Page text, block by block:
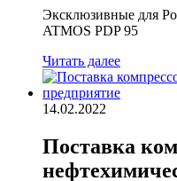
Эксклюзивные для
ATMOS PDP 95
Читать далее
14.02.2022
Поставка